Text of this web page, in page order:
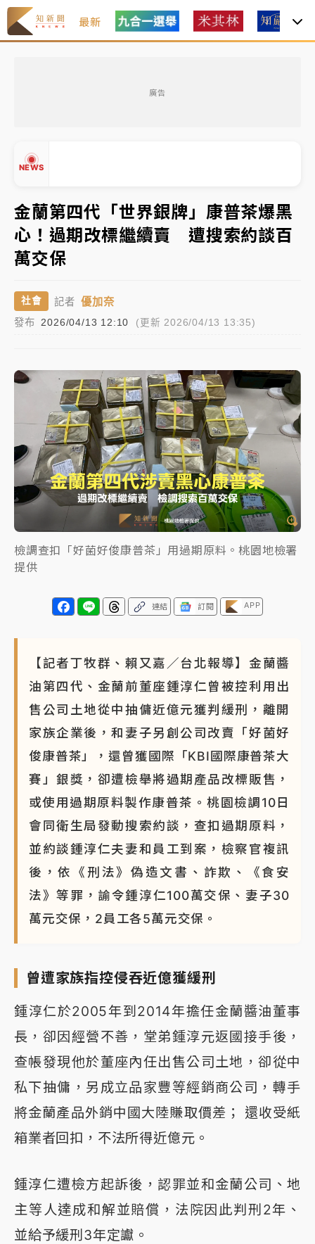
最新
廣告
NEWS
最好玩的父親節！「爸氣集合」出發工程冒險島 邀社
福孩童齊暢玩
強風長浪襲馬祖！「白海豚」逼近劃設警戒區 違規戲
水觀浪恐重罰失血
白海豚瘦身！中部以北防劇烈降水 本周天氣展望「多
雨不穩定」
「白海豚」雨炸新北！通報109件災情 侯友宜揭這類災
損最多
最好玩的父親節！「爸氣集合」出發工程冒險島 邀社
福孩童齊暢玩
強風長浪襲馬祖！「白海豚」逼近劃設警戒區 違規戲
水觀浪恐重罰失血
白海豚瘦身！中部以北防劇烈降水 本周天氣展望「多
雨不穩定」
▼
金蘭第四代「世界銀牌」康普茶爆黑
心！過期改標繼續賣 遭搜索約談百
萬交保
社會 記者 優加奈
發布 2026/04/13 12:10 (更新 2026/04/13 13:35)
檢調查扣「好菌好俊康普茶」用過期原料。桃園地檢署
提供
連結 訂閱 APP
【記者丁牧群、賴又嘉／台北報導】金蘭醬
油第四代、金蘭前董座鍾淳仁曾被控利用出
售公司土地從中抽傭近億元獲判緩刑，離開
家族企業後，和妻子另創公司改賣「好菌好
俊康普茶」，還曾獲國際「KBI國際康普茶大
賽」銀獎，卻遭檢舉將過期產品改標販售，
或使用過期原料製作康普茶。桃園檢調10日
會同衛生局發動搜索約談，查扣過期原料，
並約談鍾淳仁夫妻和員工到案，檢察官複訊
後，依《刑法》偽造文書、詐欺、《食安
法》等罪，諭令鍾淳仁100萬交保、妻子30
萬元交保，2員工各5萬元交保。
曾遭家族指控侵吞近億獲緩刑
鍾淳仁於2005年到2014年擔任金蘭醬油董事
長，卻因經營不善，堂弟鍾淳元返國接手後，
查帳發現他於董座內任出售公司土地，卻從中
私下抽傭，另成立品家豐等經銷商公司，轉手
將金蘭產品外銷中國大陸賺取價差； 還收受紙
箱業者回扣，不法所得近億元。
鍾淳仁遭檢方起訴後，認罪並和金蘭公司、地
主等人達成和解並賠償，法院因此判刑2年、
並給予緩刑3年定讞。